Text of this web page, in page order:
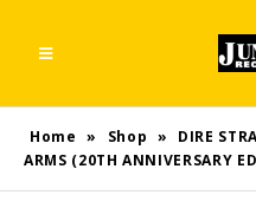
Home » Shop »
DIRE
ARMS (20TH ANNIVERSARY